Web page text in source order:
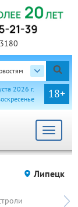
18+
2026 г.
Toggle
Липецк